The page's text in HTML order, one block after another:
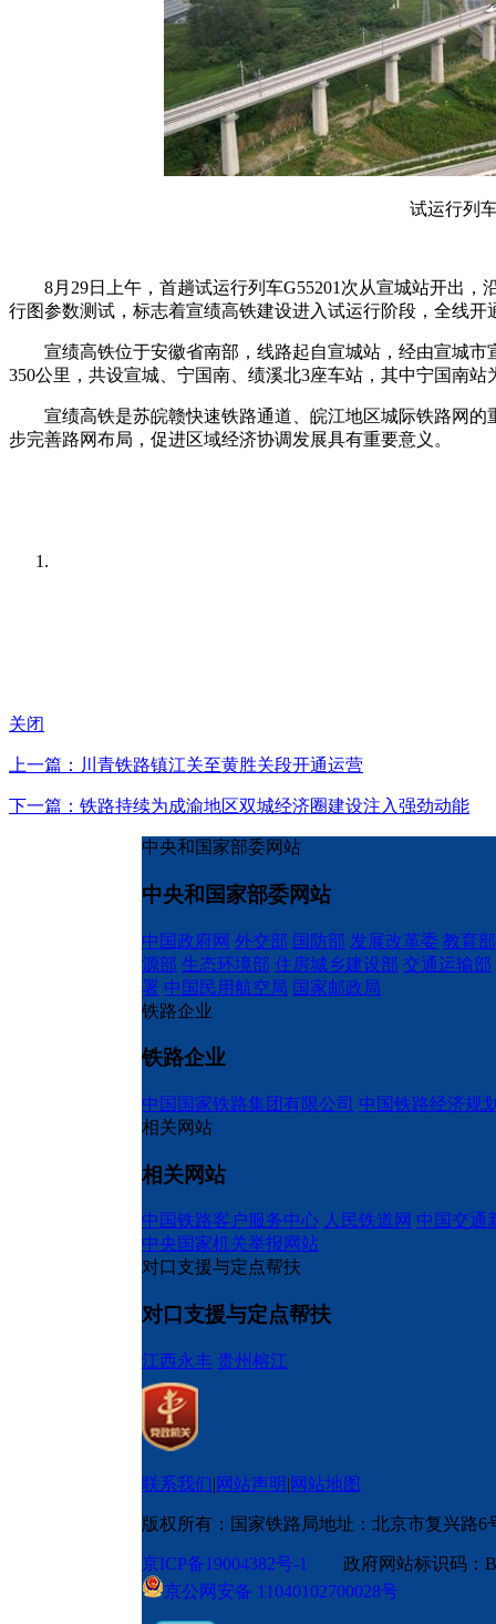
试运行列
8月29日上午，首趟试运行列车G55201次从宣城站开出
行图参数测试，标志着宣绩高铁建设进入试运行阶段，全线开
宣绩高铁位于安徽省南部，线路起自宣城站，经由宣城
350公里，共设宣城、宁国南、绩溪北3座车站，其中宁国南站
宣绩高铁是苏皖赣快速铁路通道、皖江地区城际铁路网
步完善路网布局，促进区域经济协调发展具有重要意义。
关闭
上一篇：川青铁路镇江关至黄胜关段开通运营
下一篇：铁路持续为成渝地区双城经济圈建设注入强劲动能
中央和国家部委网站
中央和国家部委网站
中国政府网 外交部 国防部 发展改革委 教育部
源部 生态环境部 住房城乡建设部 交通运输部
署 中国民用航空局 国家邮政局
铁路企业
铁路企业
中国国家铁路集团有限公司 中国铁路经济规
相关网站
相关网站
中国铁路客户服务中心 人民铁道网 中国交通
中央国家机关举报网站
对口支援与定点帮扶
对口支援与定点帮扶
江西永丰 贵州榕江
联系我们|网站声明|网站地图
版权所有：国家铁路局地址：北京市复兴路6
京ICP备19004382号-1
政府网站标识码
京公网安备 11040102700028号